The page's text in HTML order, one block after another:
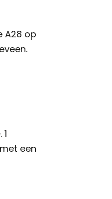
A28 op
een